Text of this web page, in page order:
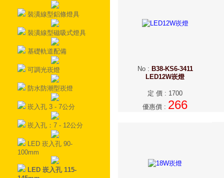
裝潢線型鋁條燈具
裝潢線型磁吸式燈具
基礎軌道配備
可調光崁燈
防水防潮型崁燈
崁入孔 3 - 7公分
崁入孔：7 - 12公分
LED 崁入孔 90-
100mm
LED 崁入孔 115-
No: B38-KS6-3411
LED12W崁燈
定 價 : 1700
優惠價 : 266